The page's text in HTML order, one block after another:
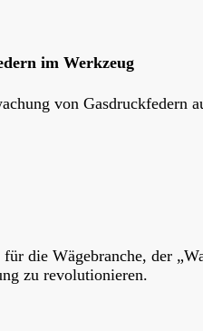
im Werkzeug
von Gasdruckfedern
die Wägebranche, der
zu revolutionieren.